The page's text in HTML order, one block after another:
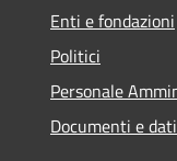
Enti e fondazioni
Politici
Personale
Documenti e dati